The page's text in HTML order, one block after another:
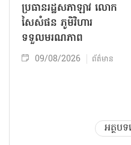
ប្រធានរដ្ឋសភាឡាវ លោក
សៃសំផន ភូមិវិហារ
ទទួលមរណភាព
09/08/2026 ព័ត៌មាន
អត្ថប